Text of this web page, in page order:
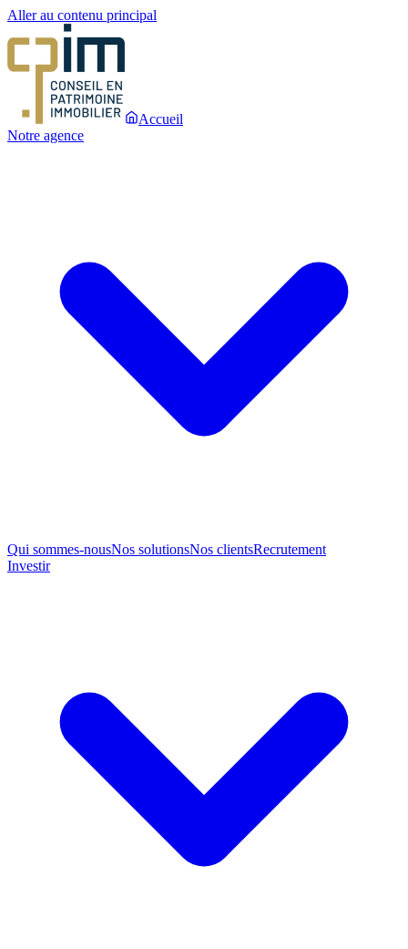
Aller au contenu principal
Accueil
Notre agence
Qui sommes-nousNos solutionsNos clientsRecrutement
Investir